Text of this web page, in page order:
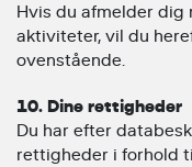
Hvis du afmelder dig
aktiviteter, vil du
ovenstående.
10. Dine rettigheder
Du har efter
rettigheder i forhold